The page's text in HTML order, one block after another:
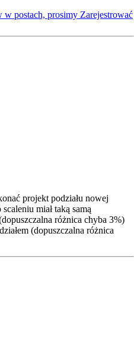
w postach, prosimy Zarejestrować
projekt podziału nowej
miał taką samą
różnica chyba 3%)
(dopuszczalna różnica